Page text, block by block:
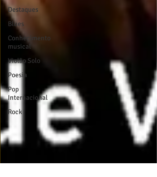
Destaques
Blues
Conhecimento
musical
Violão Solo
Poesia
Pop
Internacional
Rock